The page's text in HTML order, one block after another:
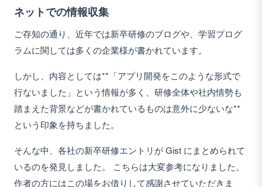
ネットでの情報収集
ご存知の通り、近年では新卒研修のブログや、学習プログ
ラムに関しては多くの企業様が書かれています。
しかし、内容としては**「アプリ開発をこのような形式で
行ないました」という情報が多く、研修全体や社内情勢も
踏まえた背景などが書かれているものは意外に少ないな**
という印象を持ちました。
そんな中、各社の新卒研修エントリが Gist にまとめられて
いるのを発見しました。 こちらは大変参考になりました。
作者の方にはこの場をお借りして感謝させていただきま